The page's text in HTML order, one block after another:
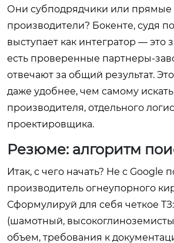
Они субподрядчики или прямые
производители? Бокенте, судя
выступает как интегратор — это
есть проверенные партнеры-
отвечают за общий результат.
даже удобнее, чем самому
производителя, отдельного
проектировщика.
Резюме: алгоритм
Итак, с чего начать? Не с Google
производитель огнеупорного
Сформулируй для себя четкое
(шамотный,
объем, требования к